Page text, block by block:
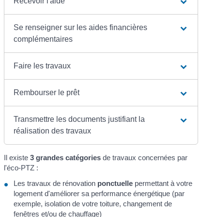
Se renseigner sur les aides financières
complémentaires
Faire les travaux
Rembourser le prêt
Transmettre les documents justifiant la
réalisation des travaux
Il existe3 grandes catégories de travaux concernées par
l'éco-PTZ :
Les travaux de rénovation ponctuelle permettant à votre
logement d'améliorer sa performance énergétique (par
exemple, isolation de votre toiture, changement de
fenêtres et/ou de chauffage)